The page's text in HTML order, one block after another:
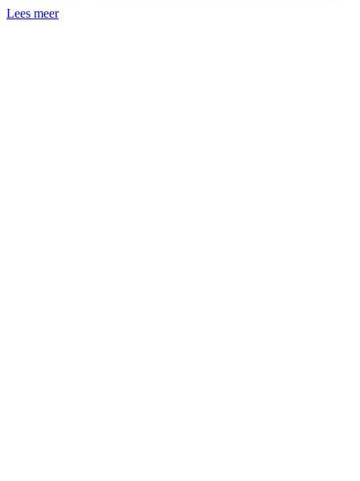
Lees meer